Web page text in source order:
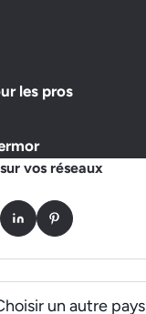
les pros
vos réseaux
LinkedInPinterest
un autre pays